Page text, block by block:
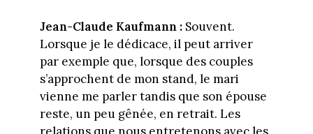
Jean-Claude Kaufmann :Souvent.
Lorsque je le dédicace, il peut arriver
par exemple que, lorsque des couples
s’approchent de mon stand, le mari
vienne me parler tandis que son épouse
reste, un peu gênée, en retrait. Les